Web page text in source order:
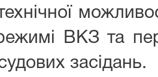
технічної
ВКЗ та
засідань.